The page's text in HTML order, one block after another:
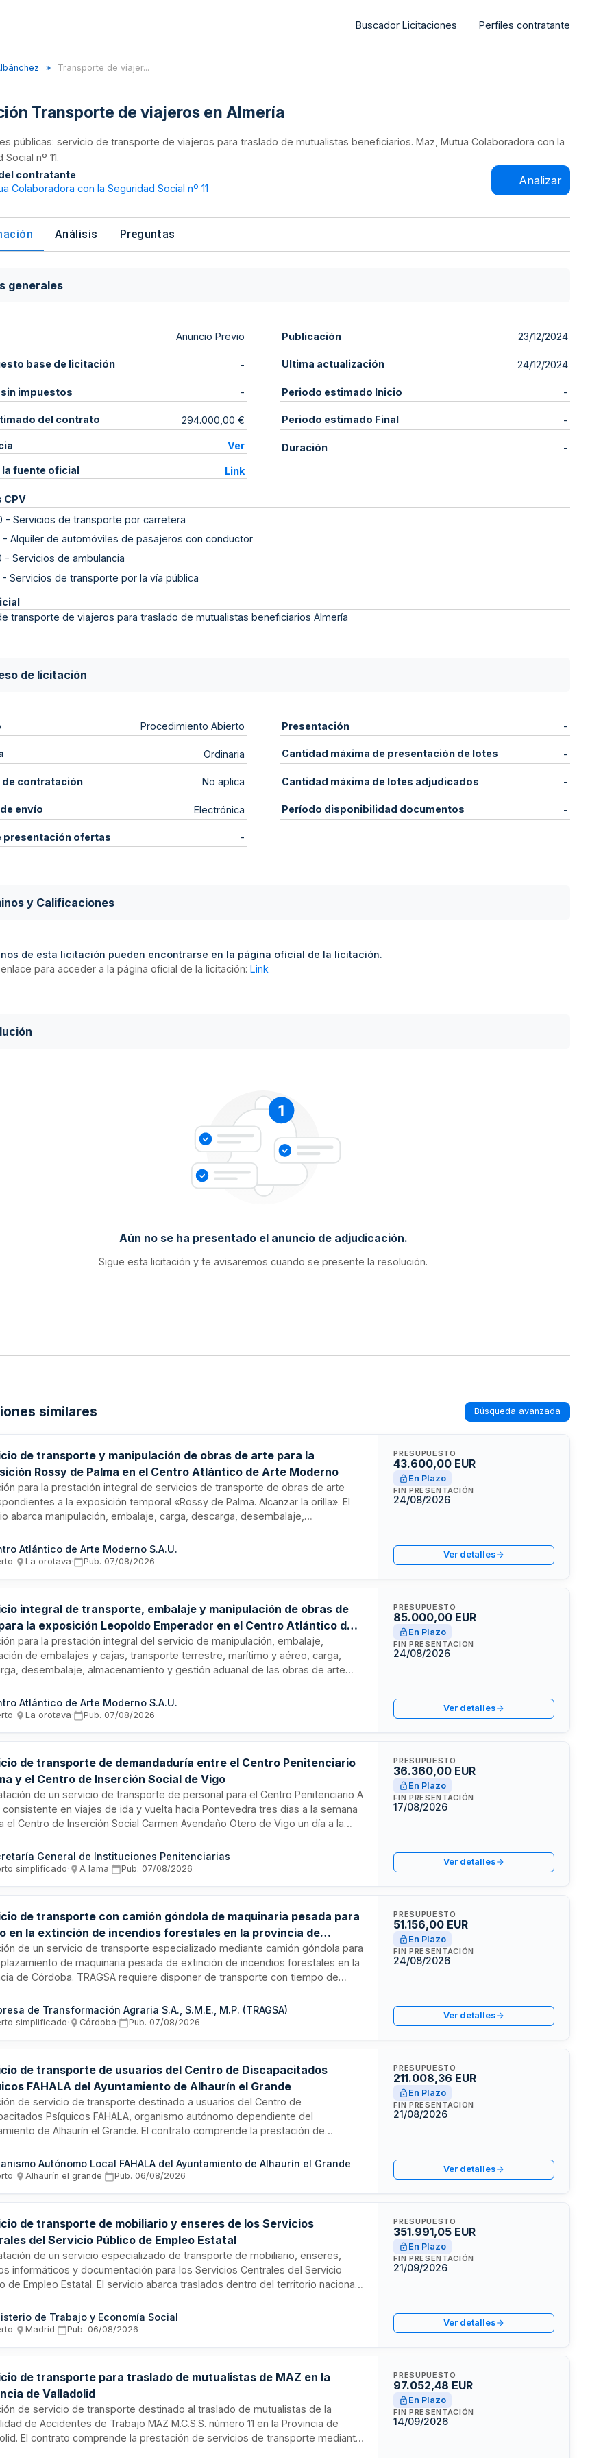
Buscador Licitaciones Perfiles contratante
Transporte de viajer...
Transporte de viajeros en Almería
públicas: servicio de transporte de viajeros para traslado de mutualistas beneficiarios. Maz, Mutua Colaboradora con la
nº 11.
contratante
Colaboradora con la Seguridad Social nº 11
Analizar
Análisis Preguntas
generales
Anuncio Previo
base de licitación -
impuestos -
del contrato 294.000,00 €
Ver
la fuente oficial Link
Publicación 23/12/2024
Ultima actualización 24/12/2024
Periodo estimado Inicio -
Periodo estimado Final -
Duración -
CPV
- Servicios de transporte por carretera
- Alquiler de automóviles de pasajeros con conductor
- Servicios de ambulancia
- Servicios de transporte por la vía pública
transporte de viajeros para traslado de mutualistas beneficiarios Almería
de licitación
Procedimiento Abierto
Ordinaria
de contratación No aplica
envío Electrónica
presentación ofertas -
Presentación -
Cantidad máxima de presentación de lotes -
Cantidad máxima de lotes adjudicados -
Período disponibilidad documentos -
y Calificaciones
de esta licitación pueden encontrarse en la página oficial de la licitación.
para acceder a la página oficial de la licitación: Link
Aún no se ha presentado el anuncio de adjudicación.
Sigue esta licitación y te avisaremos cuando se presente la resolución.
similares Búsqueda avanzada
de transporte y manipulación de obras de arte para la
Rossy de Palma en el Centro Atlántico de Arte Moderno
para la prestación integral de servicios de transporte de obras de arte
a la exposición temporal «Rossy de Palma. Alcanzar la orilla». El
abarca manipulación, embalaje, carga, descarga, desembalaje,
desde los domicilios de los prestadores hasta la sede del Centro Atlántico
Moderno en Las Palmas de Gran Canaria, así como la posterior devolución a
Atlántico de Arte Moderno S.A.U.
· La orotava· Pub. 07/08/2026
PRESUPUESTO
43.600,00 EUR
En Plazo
FIN PRESENTACIÓN
24/08/2026
Ver detalles
integral de transporte, embalaje y manipulación de obras de
la exposición Leopoldo Emperador en el Centro Atlántico de
para la prestación integral del servicio de manipulación, embalaje,
de embalajes y cajas, transporte terrestre, marítimo y aéreo, carga,
desembalaje, almacenamiento y gestión aduanal de las obras de arte
comprende la recogida en origen desde domicilios ubicados en Gran
Madrid, Valencia y Valladolid hasta la sede del CAAM en Las Palmas de Gran
de la muestra.
Atlántico de Arte Moderno S.A.U.
· La orotava· Pub. 07/08/2026
PRESUPUESTO
85.000,00 EUR
En Plazo
FIN PRESENTACIÓN
24/08/2026
Ver detalles
de transporte de demandaduría entre el Centro Penitenciario
y el Centro de Inserción Social de Vigo
de un servicio de transporte de personal para el Centro Penitenciario A
consistente en viajes de ida y vuelta hacia Pontevedra tres días a la semana
el Centro de Inserción Social Carmen Avendaño Otero de Vigo un día a la
al personal del servicio de demandaduría y demás personal penitenciario
realizar gestiones del establecimiento. El contrato se ejecutará por
General de Instituciones Penitenciarias
simplificado· A lama· Pub. 07/08/2026
PRESUPUESTO
36.360,00 EUR
En Plazo
FIN PRESENTACIÓN
17/08/2026
Ver detalles
de transporte con camión góndola de maquinaria pesada para
en la extinción de incendios forestales en la provincia de
de un servicio de transporte especializado mediante camión góndola para
de maquinaria pesada de extinción de incendios forestales en la
de Córdoba. TRAGSA requiere disponer de transporte con tiempo de
incendios que por sus características demanden apoyo de este tipo de
El servicio incluye conductores cualificados con habilitaciones
de Transformación Agraria S.A., S.M.E., M.P. (TRAGSA)
simplificado· Córdoba· Pub. 07/08/2026
PRESUPUESTO
51.156,00 EUR
En Plazo
FIN PRESENTACIÓN
24/08/2026
Ver detalles
de transporte de usuarios del Centro de Discapacitados
FAHALA del Ayuntamiento de Alhaurín el Grande
de servicio de transporte destinado a usuarios del Centro de
Psíquicos FAHALA, organismo autónomo dependiente del
de Alhaurín el Grande. El contrato comprende la prestación de
durante el período de ejecución establecido. La contratación se realiza
procedimiento abierto no sujeto a regulación armonizada, con
Autónomo Local FAHALA del Ayuntamiento de Alhaurín el Grande
· Alhaurín el grande· Pub. 06/08/2026
PRESUPUESTO
211.008,36 EUR
En Plazo
FIN PRESENTACIÓN
21/08/2026
Ver detalles
de transporte de mobiliario y enseres de los Servicios
del Servicio Público de Empleo Estatal
de un servicio especializado de transporte de mobiliario, enseres,
informáticos y documentación para los Servicios Centrales del Servicio
de Empleo Estatal. El servicio abarca traslados dentro del territorio nacional
y grupaje según las necesidades que se generen durante la
del contrato.
de Trabajo y Economía Social
· Madrid· Pub. 06/08/2026
PRESUPUESTO
351.991,05 EUR
En Plazo
FIN PRESENTACIÓN
21/09/2026
Ver detalles
de transporte para traslado de mutualistas de MAZ en la
de Valladolid
de servicio de transporte destinado al traslado de mutualistas de la
de Accidentes de Trabajo MAZ M.C.S.S. número 11 en la Provincia de
El contrato comprende la prestación de servicios de transporte mediante
PRESUPUESTO
97.052,48 EUR
En Plazo
FIN PRESENTACIÓN
14/09/2026